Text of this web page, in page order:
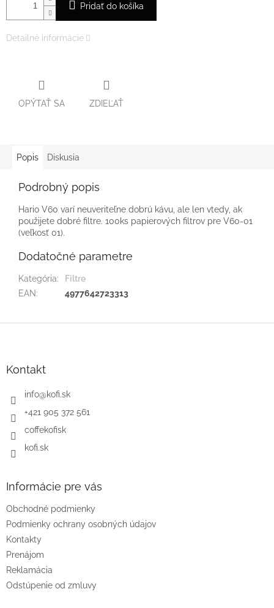
Pridať do košíka
Detailné informácie
OPÝTAŤ SA ZDIEĽAŤ
Popis Diskusia
Podrobný popis
Hario V60 varí neuveriteľne dobrú kávu, ale len vtedy, ak
použijete dobré filtre. 100ks papierových filtrov pre V60-01
(veľkosť 01).
Dodatočné parametre
Kategória:
Filtre
EAN: 4977642723313
Kontakt
info@kofi.sk
+421 905 372 561
coffekofisk
kofi.sk
Informácie pre vás
Obchodné podmienky
Podmienky ochrany osobných údajov
Kontakty
Prenájom
Reklamácia
Odstúpenie od zmluvy